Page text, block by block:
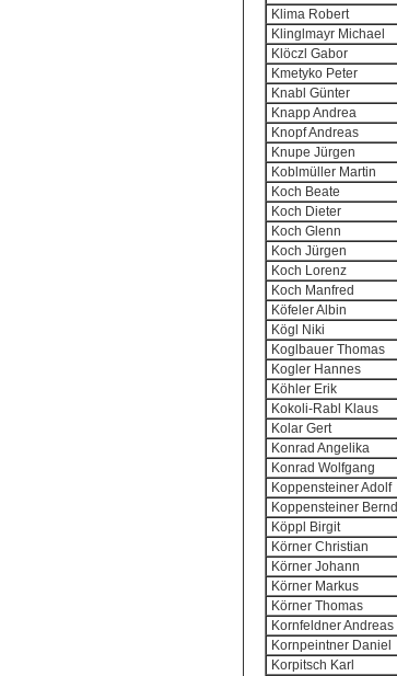
Klima Robert
Klinglmayr Michael
Klöczl Gabor
Kmetyko Peter
Knabl Günter
Knapp Andrea
Knopf Andreas
Knupe Jürgen
Koblmüller Martin
Koch Beate
Koch Dieter
Koch Glenn
Koch Jürgen
Koch Lorenz
Koch Manfred
Köfeler Albin
Kögl Niki
Koglbauer Thomas
Kogler Hannes
Köhler Erik
Kokoli-Rabl Klaus
Kolar Gert
Konrad Angelika
Konrad Wolfgang
Koppensteiner Adolf
Koppensteiner Bernd
Köppl Birgit
Körner Christian
Körner Johann
Körner Markus
Körner Thomas
Kornfeldner Andreas
Kornpeintner Daniel
Korpitsch Karl